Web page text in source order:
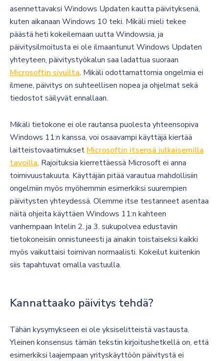
asennettavaksi Windows Updaten kautta päivityksenä,
kuten aikanaan Windows 10 teki. Mikäli mieli tekee
päästä heti kokeilemaan uutta Windowsia, ja
päivitysilmoitusta ei ole ilmaantunut Windows Updaten
yhteyteen, päivitystyökalun saa ladattua suoraan
Microsoftin sivuilta. Mikäli odottamattomia ongelmia ei
ilmene, päivitys on suhteellisen nopea ja ohjelmat sekä
tiedostot säilyvät ennallaan.
Mikäli tietokone ei ole rautansa puolesta yhteensopiva
Windows 11:n kanssa, voi osaavampi käyttäjä kiertää
laitteistovaatimukset Microsoftin itsensä julkaisemilla
tavoilla. Rajoituksia kierrettäessä Microsoft ei anna
toimivuustakuuta. Käyttäjän pitää varautua mahdollisiin
ongelmiin myös myöhemmin esimerkiksi suurempien
päivitysten yhteydessä. Olemme itse testanneet asentaa
näitä ohjeita käyttäen Windows 11:n kahteen
vanhempaan Intelin 2. ja 3. sukupolvea edustaviin
tietokoneisiin onnistuneesti ja ainakin toistaiseksi kaikki
myös vaikuttaisi toimivan normaalisti. Kokeilut kuitenkin
siis tapahtuvat omalla vastuulla.
Kannattaako päivitys tehdä?
Tähän kysymykseen ei ole yksiselitteistä vastausta.
Yleinen konsensus tämän tekstin kirjoitushetkellä on, että
esimerkiksi laajempaan yrityskäyttöön päivitystä ei